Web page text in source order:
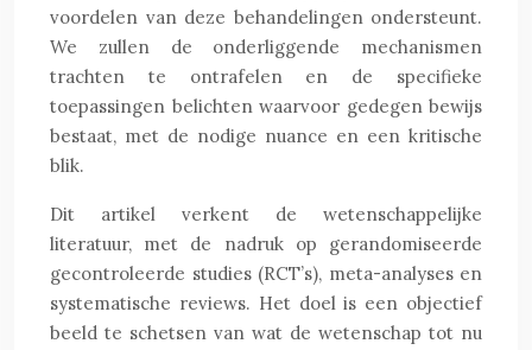
voordelen van deze behandelingen ondersteunt.
We zullen de onderliggende mechanismen
trachten te ontrafelen en de specifieke
toepassingen belichten waarvoor gedegen bewijs
bestaat, met de nodige nuance en een kritische
blik.
Dit artikel verkent de wetenschappelijke
literatuur, met de nadruk op gerandomiseerde
gecontroleerde studies (RCT’s), meta-analyses en
systematische reviews. Het doel is een objectief
beeld te schetsen van wat de wetenschap tot nu